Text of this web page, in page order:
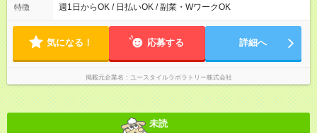
ら翌7時 ■23時から翌8時 ■24時から翌9時 など ※上記の時間
ます。 ※曜日固定（毎週同じ曜日での勤務となります）
特徴 週1日からOK / 日払いOK / 副業・WワークOK
気になる！ 応募する 詳細へ
掲載元企業名 ユースタイルラボラトリー株式会社
未読